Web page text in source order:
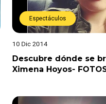
Espectáculos
10 Dic 2014
Descubre dónde se
Ximena Hoyos-